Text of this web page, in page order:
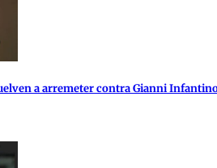
a arremeter contra Gianni